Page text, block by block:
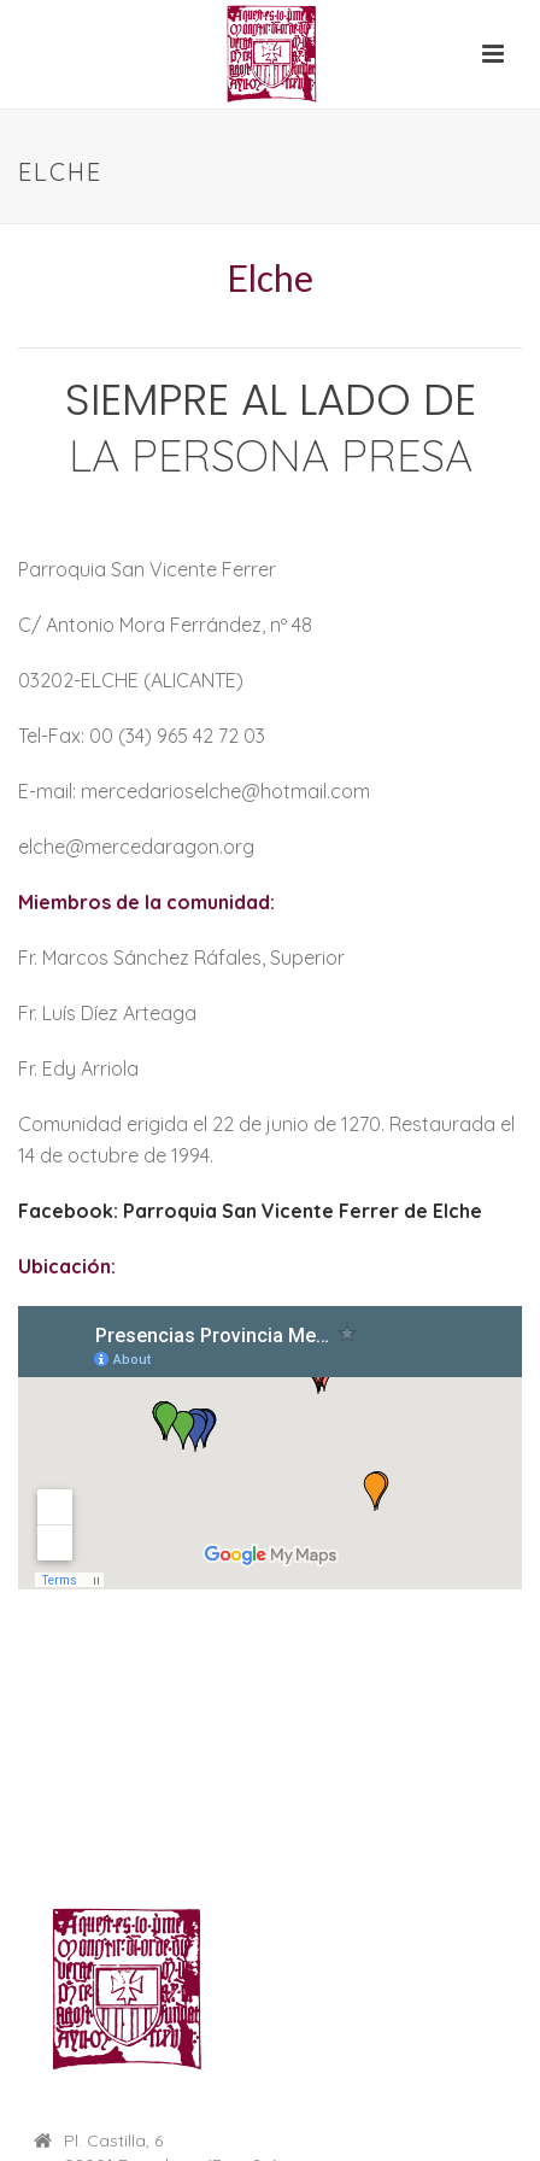
ELCHE
Elche
SIEMPRE AL LADO DE
LA PERSONA PRESA
Parroquia San Vicente Ferrer
C/ Antonio Mora Ferrández, nº 48
03202-ELCHE (ALICANTE)
Tel-Fax: 00 (34) 965 42 72 03
E-mail: mercedarioselche@hotmail.com
elche@mercedaragon.org
Miembros de la comunidad:
Fr. Marcos Sánchez Ráfales, Superior
Fr. Luís Díez Arteaga
Fr. Edy Arriola
Comunidad erigida el 22 de junio de 1270. Restaurada el
14 de octubre de 1994.
Facebook: Parroquia San Vicente Ferrer de Elche
Ubicación:
Pl. Castilla, 6